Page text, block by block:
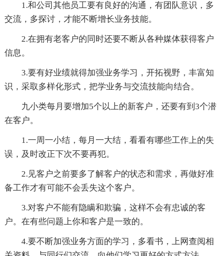
1.和公司其他员工要有良好的沟通，有团队意识，多
交流，多探讨，才能不断增长业务技能。
2.在拥有老客户的同时还要不断从各种媒体获得客户
信息。
3.要有好业绩就得加强业务学习，开拓视野，丰富知
识，采取多样化形式，把学业务与交流技能向结合。
九小类每月要增加5个以上的新客户，还要有到3个潜
在客户。
1.一周一小结，每月一大结，看看有哪些工作上的失
误，及时改正下次不要再犯。
2.见客户之前要多了解客户的状态和需求，再做好准
备工作才有可能不会丢失这个客户。
3.对客户不能有隐瞒和欺骗，这样不会有忠诚的客
户。在有些问题上你和客户是一致的。
4.要不断加强业务方面的学习，多看书，上网查阅相